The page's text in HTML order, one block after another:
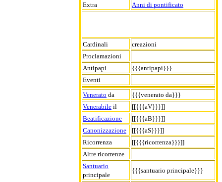
Extra
Anni di pontificato
Cardinali
creazioni
Proclamazioni
Antipapi
{{{antipapi}}}
Eventi
Venerato da
{{{venerato da}}}
Venerabile il
[[{{{aV}}}]]
Beatificazione
[[{{{aB}}}]]
Canonizzazione
[[{{{aS}}}]]
Ricorrenza
[[{{{ricorrenza}}}]]
Altre ricorrenze
Santuario
principale
{{{santuario principale}}}